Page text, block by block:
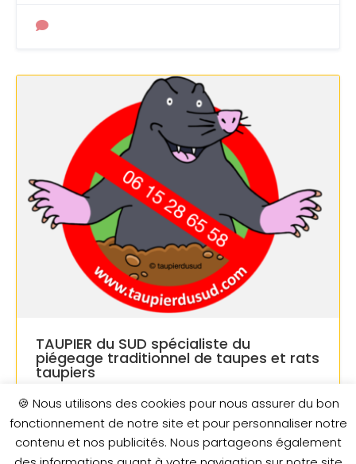
TAUPIER du SUD spécialiste du
piégeage traditionnel de taupes et rats
taupiers
AJOUTÉ LE 2 FÉVRIER 2022
1 €
🍪 Nous utilisons des cookies pour nous assurer du bon
fonctionnement de notre site et pour personnaliser notre
contenu et nos publicités. Nous partageons également